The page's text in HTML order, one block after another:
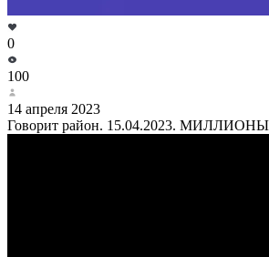
0
100
14 апреля 2023
Говорит район. 15.04.2023.